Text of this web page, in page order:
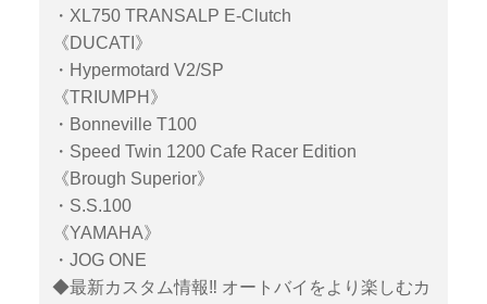
・XL750 TRANSALP E-Clutch
《DUCATI》
・Hypermotard V2/SP
《TRIUMPH》
・Bonneville T100
・Speed Twin 1200 Cafe Racer Edition
《Brough Superior》
・S.S.100
《YAMAHA》
・JOG ONE
◆最新カスタム情報‼ オートバイをより楽しむカ